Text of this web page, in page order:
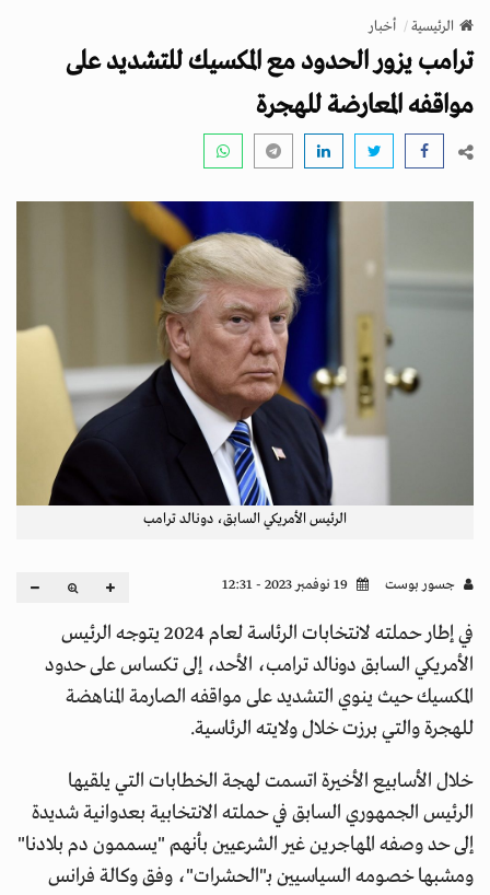
v
g
a
n
الرئيسية أخبار
ترامب يزور الحدود مع المكسيك للتشديد على
مواقفه المعارضة للهجرة
الرئيس الأمريكي السابق، دونالد ترامب
جسور بوست
في إطار حملته لانتخابات الرئاسة لعام 2024 يتوجه الرئيس
الأمريكي السابق دونالد ترامب، الأحد، إلى تكساس على حدود
المكسيك حيث ينوي التشديد على مواقفه الصارمة المناهضة
للهجرة والتي برزت خلال ولايته الرئاسية.
خلال الأسابيع الأخيرة اتسمت لهجة الخطابات التي يلقيها
الرئيس الجمهوري السابق في حملته الانتخابية بعدوانية شديدة
إلى حد وصفه المهاجرين غير الشرعيين بأنهم "يسممون دم بلادنا"
ومشبها خصومه السياسيين بـ"الحشرات"، وفق وكالة فرانس